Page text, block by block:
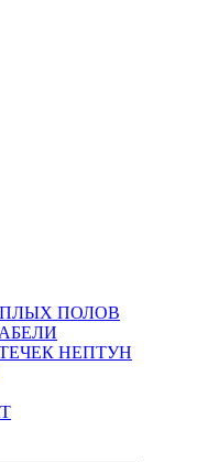
ПОЛОВ
НЕПТУН